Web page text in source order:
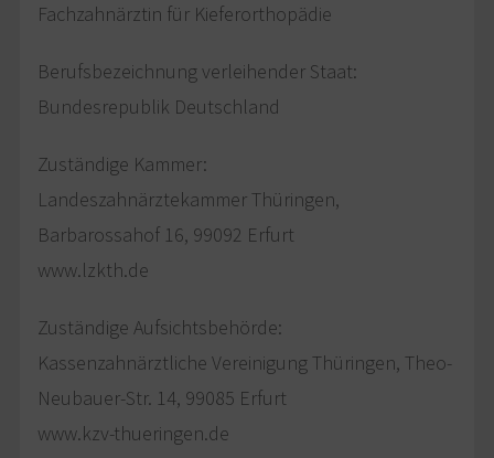
Fachzahnärztin für Kieferorthopädie
Berufsbezeichnung verleihender Staat:
Bundesrepublik Deutschland
Zuständige Kammer:
Landeszahnärztekammer Thüringen,
Barbarossahof 16, 99092 Erfurt
www.lzkth.de
Zuständige Aufsichtsbehörde:
Kassenzahnärztliche Vereinigung Thüringen, Theo-
Neubauer-Str. 14, 99085 Erfurt
www.kzv-thueringen.de